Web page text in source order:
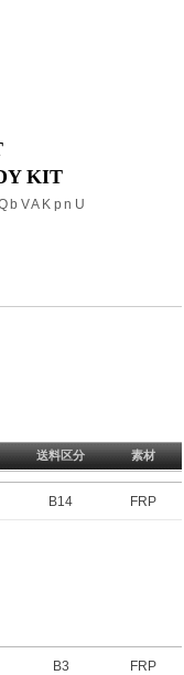
KIT
送料区分 素材
B14 FRP
B3 FRP